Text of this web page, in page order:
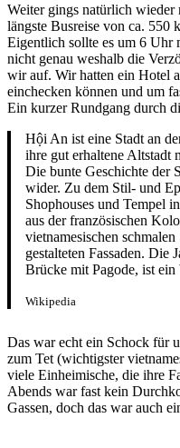
Weiter gings natürlich wieder
längste Busreise von ca. 550
Eigentlich sollte es um 6 Uhr
nicht genau weshalb die
wir auf. Wir hatten ein Hotel
einchecken können und um
Ein kurzer Rundgang durch
Hội An ist eine Stadt an
ihre gut erhaltene Altstadt
Die bunte Geschichte der
wider. Zu dem Stil- und
Shophouses und Tempel
aus der französischen
vietnamesischen
gestalteten Fassaden. Die
Brücke mit Pagode, ist ein
Wikipedia
Das war echt ein Schock für
zum Tet (wichtigster
viele Einheimische, die ihre
Abends war fast kein
Gassen, doch das war auch